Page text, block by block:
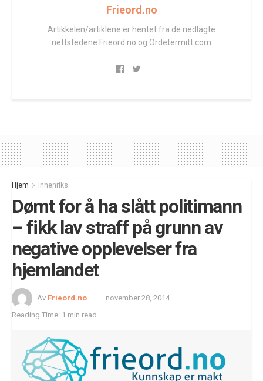
Frieord.no
Artikkelen/artiklene er hentet fra de nedlagte
nettstedene Frieord.no og Ordetermitt.com
Hjem Innenriks
Dømt for å ha slått politimann
– fikk lav straff på grunn av
negative opplevelser fra
hjemlandet
Av Frieord.no
november 28, 2014
Reading Time: 1 min read